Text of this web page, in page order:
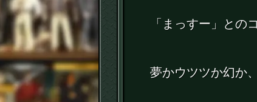
「まっすー」との
夢かウツツか幻か